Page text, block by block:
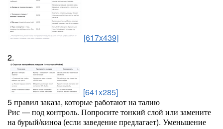
[617x439]
2.
[641x285]
5 правил заказа, которые работают на талию
Рис — под контроль. Попросите тонкий слой или замените
на бурый/киноа (если заведение предлагает). Уменьшение